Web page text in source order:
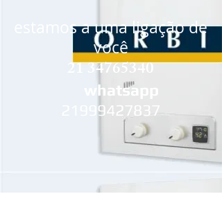
estamos a uma ligação de
você
21 34765340
whatsapp
21999427837